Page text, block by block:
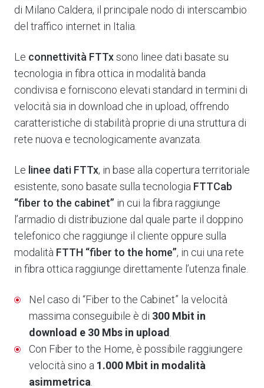
di Milano Caldera, il principale nodo di interscambio
del traffico internet in Italia.
Le connettività FTTxsono linee dati basate su
tecnologia in fibra ottica in modalità banda
condivisa e forniscono elevati standard in termini di
velocità sia in download che in upload, offrendo
caratteristiche di stabilità proprie di una struttura di
rete nuova e tecnologicamente avanzata.
Le linee dati FTTx, in base alla copertura territoriale
esistente, sono basate sulla tecnologia FTTCab
“fiber to the cabinet” in cui la fibra raggiunge
l’armadio di distribuzione dal quale parte il doppino
telefonico che raggiunge il cliente oppure sulla
modalità FTTH “fiber to the home”, in cui una rete
in fibra ottica raggiunge direttamente l’utenza finale.
Nel caso di “Fiber to the Cabinet” la velocità
massima conseguibile è di 300 Mbit in
download e 30 Mbs in upload
Con Fiber to the Home, è possibile raggiungere
velocità sino a 1.000 Mbit in modalità
asimmetrica